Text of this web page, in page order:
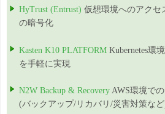
HyTrust (Entrust) 仮想環境へのアクセ
の暗号化
Kasten K10 PLATFORM Kubernetes環
を手軽に実現
N2W Backup & Recovery AWS環境で
(バックアップ/リカバリ/災害対策な